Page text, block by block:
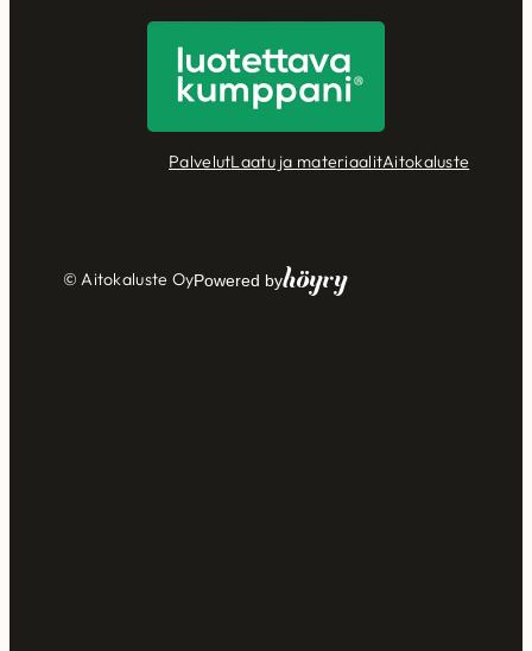
PalvelutLaatu ja materiaalitAitokaluste
© Aitokaluste OyPowered byHöyry